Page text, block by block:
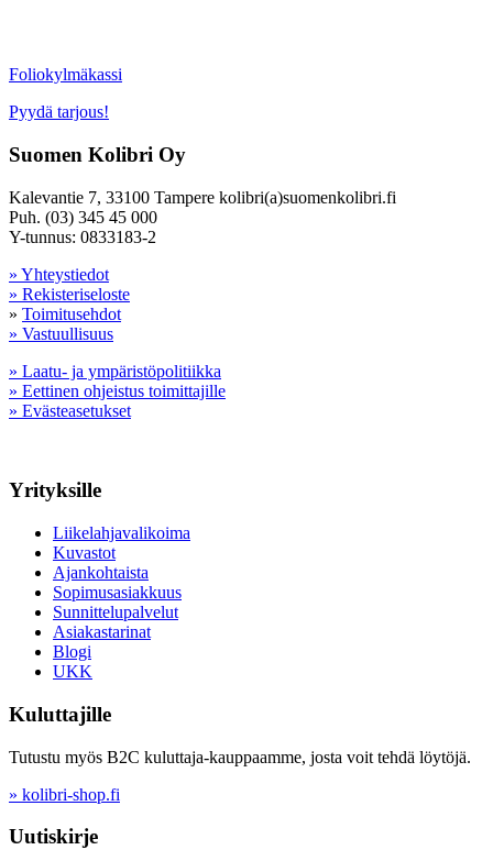
Foliokylmäkassi
Pyydä tarjous!
Suomen Kolibri Oy
Kalevantie 7, 33100 Tampere kolibri(a)suomenkolibri.fi
Puh. (03) 345 45 000
Y-tunnus: 0833183-2
» Yhteystiedot
» Rekisteriseloste
» Toimitusehdot
» Vastuullisuus
» Laatu- ja ympäristöpolitiikka
» Eettinen ohjeistus toimittajille
» Evästeasetukset
Yrityksille
Liikelahjavalikoima
Kuvastot
Ajankohtaista
Sopimusasiakkuus
Sunnittelupalvelut
Asiakastarinat
Blogi
UKK
Kuluttajille
Tutustu myös B2C kuluttaja-kauppaamme, josta voit tehdä löytöjä.
» kolibri-shop.fi
Uutiskirje